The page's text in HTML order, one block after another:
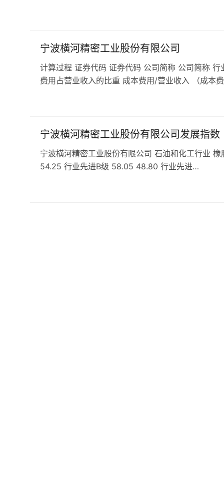
宁波横河精密工业股份有限公司
计算过程 证券代码 证券代码 公司简称 公司简称
费用占营业收入的比重 成本费用/营业收入 （成本
宁波横河精密工业股份有限公司发展指数
宁波横河精密工业股份有限公司 石油和化工行业
54.25 行业先进B级 58.05 48.80 行业先进…